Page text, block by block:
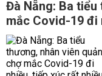
Đà Nẵng: Ba
mắc Covid-19 đi